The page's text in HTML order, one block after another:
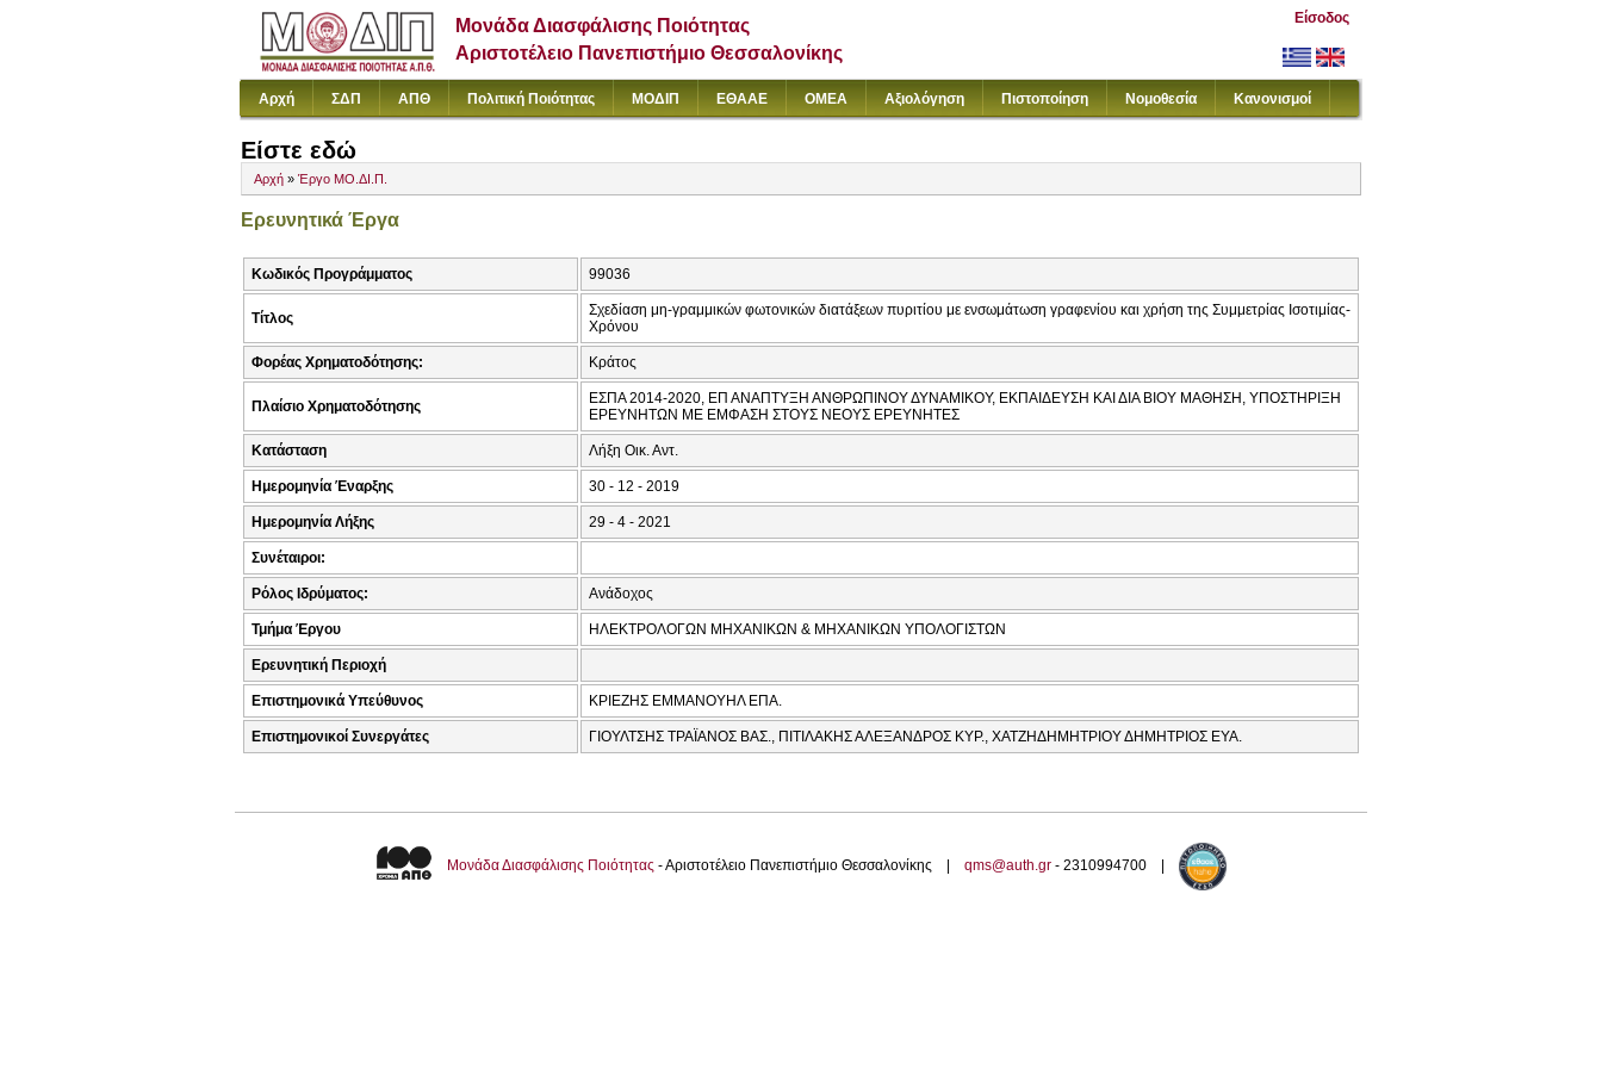
Μονάδα Διασφάλισης Ποιότητας
Αριστοτέλειο Πανεπιστήμιο Θεσσαλονίκης
Είσοδος
Αρχή ΣΔΠ ΑΠΘ Πολιτική Ποιότητας ΜΟΔΙΠ ΕΘΑΑΕ ΟΜΕΑ Αξιολόγηση Πιστοποίηση Νομοθεσία Κανονισμοί
Είστε εδώ
Αρχή » Έργο ΜΟ.ΔΙ.Π.
Ερευνητικά Έργα
Κωδικός Προγράμματος 99036
Τίτλος
Σχεδίαση μη-γραμμικών φωτονικών διατάξεων πυριτίου με ενσωμάτωση γραφενίου και χρήση της Συμμετρίας Ισοτιμίας-
Χρόνου
Φορέας Χρηματοδότησης: Κράτος
Πλαίσιο Χρηματοδότησης
ΕΣΠΑ 2014-2020, ΕΠ ΑΝΑΠΤΥΞΗ ΑΝΘΡΩΠΙΝΟΥ ΔΥΝΑΜΙΚΟΥ, ΕΚΠΑΙΔΕΥΣΗ ΚΑΙ ΔΙΑ ΒΙΟΥ ΜΑΘΗΣΗ, ΥΠΟΣΤΗΡΙΞΗ
ΕΡΕΥΝΗΤΩΝ ΜΕ ΕΜΦΑΣΗ ΣΤΟΥΣ ΝΕΟΥΣ ΕΡΕΥΝΗΤΕΣ
Κατάσταση Λήξη Οικ. Αντ.
Ημερομηνία Έναρξης 30 - 12 - 2019
Ημερομηνία Λήξης 29 - 4 - 2021
Συνέταιροι:
Ρόλος Ιδρύματος: Ανάδοχος
Τμήμα Έργου ΗΛΕΚΤΡΟΛΟΓΩΝ ΜΗΧΑΝΙΚΩΝ & ΜΗΧΑΝΙΚΩΝ ΥΠΟΛΟΓΙΣΤΩΝ
Ερευνητική Περιοχή
Επιστημονικά Υπεύθυνος ΚΡΙΕΖΗΣ ΕΜΜΑΝΟΥΗΛ ΕΠΑ.
Επιστημονικοί Συνεργάτες ΓΙΟΥΛΤΣΗΣ ΤΡΑΪΑΝΟΣ ΒΑΣ., ΠΙΤΙΛΑΚΗΣ ΑΛΕΞΑΝΔΡΟΣ ΚΥΡ., ΧΑΤΖΗΔΗΜΗΤΡΙΟΥ ΔΗΜΗΤΡΙΟΣ ΕΥΑ.
Μονάδα Διασφάλισης Ποιότητας - Αριστοτέλειο Πανεπιστήμιο Θεσσαλονίκης | qms@auth.gr - 2310994700 |